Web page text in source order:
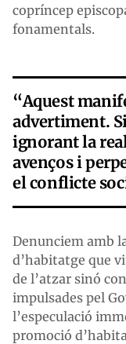
copríncep
fonamentals.
“Aquest
advertiment.
ignorant la
avenços i
el conflicte
Denunciem amb
d’habitatge que
de l’atzar sinó
impulsades pel
l’especulació
promoció